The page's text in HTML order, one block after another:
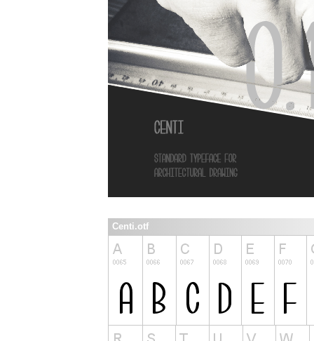
Centi.otf